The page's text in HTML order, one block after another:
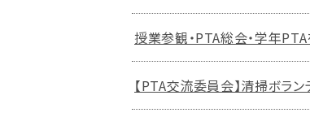
授業参観・PTA総会・学年
【PTA交流委員会】清掃ボラン